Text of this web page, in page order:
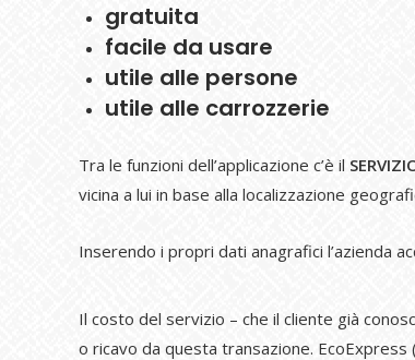
gratuita
facile da usare
utile alle persone
utile alle carrozzerie
Tra le funzioni dell’applicazione c’è il
vicina a lui in base alla localizzazione
Inserendo i propri dati anagrafici l’azienda
Il costo del servizio – che il cliente già
o ricavo da questa transazione.